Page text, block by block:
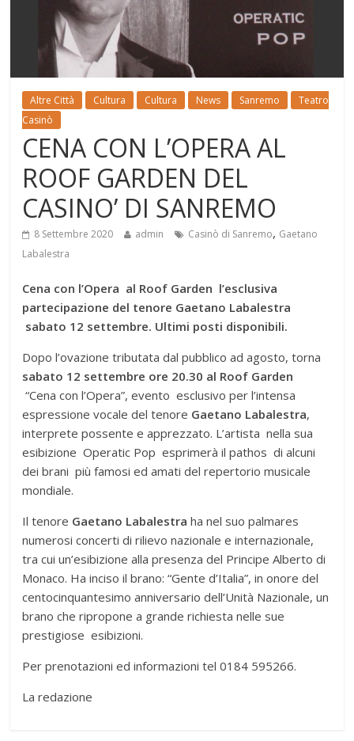
Altre Città Cultura Cultura News Sanremo
Teatro
Casinò
CENA CON L’OPERA AL
ROOF GARDEN DEL
CASINO’ DI SANREMO
8 Settembre 2020 admin Casinò di Sanremo, Gaetano
Labalestra
Cena con l’Opera al Roof Garden l’esclusiva
partecipazione del tenore Gaetano Labalestra
sabato 12 settembre. Ultimi posti disponibili.
Dopo l’ovazione tributata dal pubblico ad agosto, torna
sabato 12 settembre ore 20.30 al Roof Garden
“Cena con l’Opera”, evento esclusivo per l’intensa
espressione vocale del tenore Gaetano Labalestra,
interprete possente e apprezzato. L’artista nella sua
esibizione Operatic Pop esprimerà il pathos di alcuni
dei brani più famosi ed amati del repertorio musicale
mondiale.
Il tenore Gaetano Labalestra ha nel suo palmares
numerosi concerti di rilievo nazionale e internazionale,
tra cui un’esibizione alla presenza del Principe Alberto di
Monaco. Ha inciso il brano: “Gente d’Italia”, in onore del
centocinquantesimo anniversario dell’Unità Nazionale, un
brano che ripropone a grande richiesta nelle sue
prestigiose esibizioni.
Per prenotazioni ed informazioni tel 0184 595266.
La redazione